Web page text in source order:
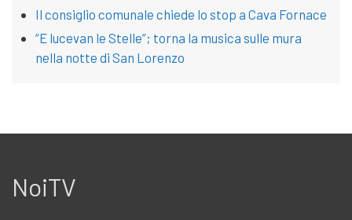
Il consiglio comunale chiede lo stop a Cava Fornace
“E lucevan le Stelle”; torna la musica sulle mura
nella notte di San Lorenzo
NoiTV